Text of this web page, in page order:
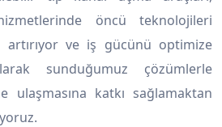
öncü teknolojileri
artırıyor ve iş gücünü optimize
sunduğumuz çözümlerle
ulaşmasına katkı sağlamaktan